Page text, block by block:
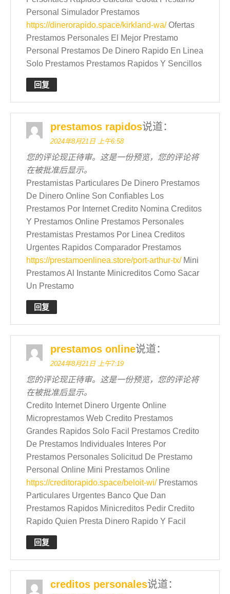
Personal Simulador Prestamos
https://dinerorapido.space/kirkland-wa/Ofertas
Prestamos Personales El Mejor Prestamo
Personal Prestamos De Dinero Rapido En Linea
Solo Prestamos Prestamos Rapidos Y Sencillos
回复
prestamos rapidos说道：
2024年8月21日 上午6:58
您的评论现正待审。这是一份预览，您的评论将
在被批准后显示。
Prestamistas Particulares De Dinero Prestamos
De Dinero Online Son Confiables Los
Prestamos Por Internet Credito Nomina Creditos
Y Prestamos Online Prestamos Personales
Prestamistas Prestamos Por Linea Creditos
Urgentes Rapidos Comparador Prestamos
https://prestamoenlinea.store/port-arthur-tx/Mini
Prestamos Al Instante Minicreditos Como Sacar
Un Prestamo
回复
prestamos online说道：
2024年8月21日 上午7:19
您的评论现正待审。这是一份预览，您的评论将
在被批准后显示。
Credito Internet Dinero Urgente Online
Microprestamos Web Credito Prestamos
Grandes Rapidos Solo Facil Prestamos Credito
De Prestamos Individuales Interes Por
Prestamos Personales Solicitud De Prestamo
Personal Online Mini Prestamos Online
https://creditorapido.space/beloit-wi/Prestamos
Particulares Urgentes Banco Que Dan
Prestamos Rapidos Minicreditos Pedir Credito
Rapido Quien Presta Dinero Rapido Y Facil
回复
creditos personales说道：